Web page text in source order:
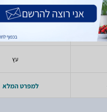
עגלה/עריסה
עץ
למפרט המלא